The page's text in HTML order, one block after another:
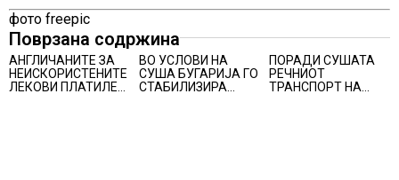
фото freepic
Поврзана содржина
АНГЛИЧАНИТЕ ЗА
НЕИСКОРИСТЕНИТЕ
ЛЕКОВИ ПЛАТИЛЕ
ВО УСЛОВИ НА
СУША БУГАРИЈА ГО
СТАБИЛИЗИРА
ПОРАДИ СУШАТА
РЕЧНИОТ
ТРАНСПОРТ НА